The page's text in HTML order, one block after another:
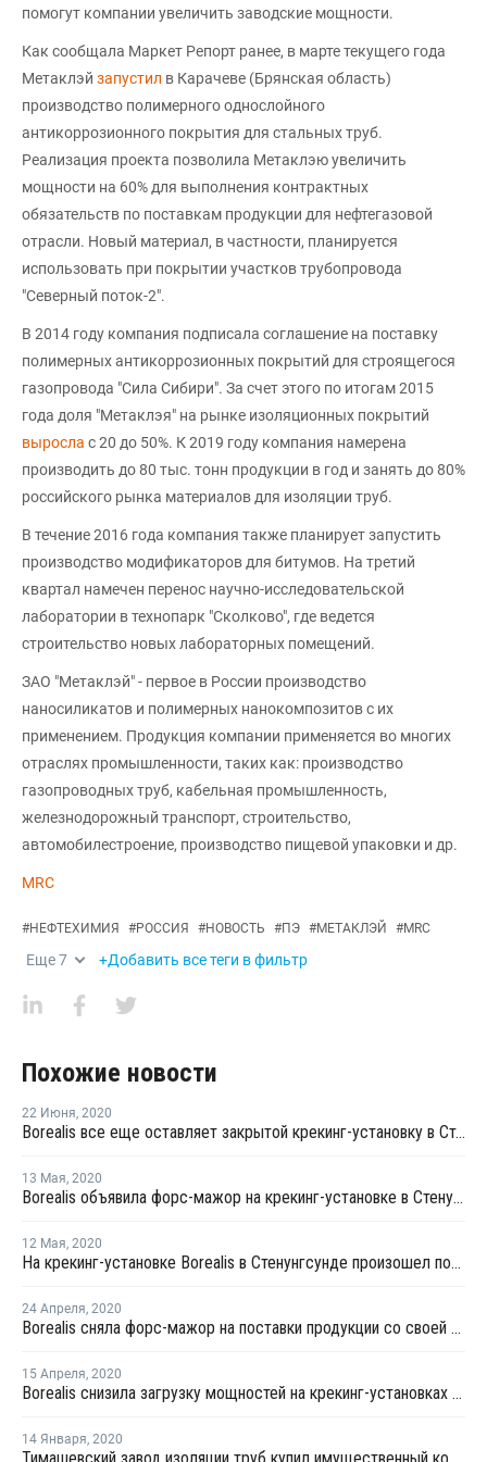
помогут компании увеличить заводские мощности.
Как сообщала Маркет Репорт ранее, в марте текущего года
Метаклэй запустил в Карачеве (Брянская область)
производство полимерного однослойного
антикоррозионного покрытия для стальных труб.
Реализация проекта позволила Метаклэю увеличить
мощности на 60% для выполнения контрактных
обязательств по поставкам продукции для нефтегазовой
отрасли. Новый материал, в частности, планируется
использовать при покрытии участков трубопровода
"Северный поток-2".
В 2014 году компания подписала соглашение на поставку
полимерных антикоррозионных покрытий для строящегося
газопровода "Сила Сибири". За счет этого по итогам 2015
года доля "Метаклэя" на рынке изоляционных покрытий
выросла с 20 до 50%. К 2019 году компания намерена
производить до 80 тыс. тонн продукции в год и занять до 80%
российского рынка материалов для изоляции труб.
В течение 2016 года компания также планирует запустить
производство модификаторов для битумов. На третий
квартал намечен перенос научно-исследовательской
лаборатории в технопарк "Сколково", где ведется
строительство новых лабораторных помещений.
ЗАО "Метаклэй" - первое в России производство
наносиликатов и полимерных нанокомпозитов с их
применением. Продукция компании применяется во многих
отраслях промышленности, таких как: производство
газопроводных труб, кабельная промышленность,
железнодорожный транспорт, строительство,
автомобилестроение, производство пищевой упаковки и др.
MRC
#НЕФТЕХИМИЯ #РОССИЯ #НОВОСТЬ #ПЭ #МЕТАКЛЭЙ #MRC
Еще7 +Добавить все теги в фильтр
Похожие новости
22 Июня, 2020
Borealis все еще оставляет закрытой крекинг-установку в Стенунгсунде
13 Мая, 2020
Borealis объявила форс-мажор на крекинг-установке в Стенунгсунде
12 Мая, 2020
На крекинг-установке Borealis в Стенунгсунде произошел пожар
24 Апреля, 2020
Borealis сняла форс-мажор на поставки продукции со своей крекинг-установки в Стенунгсунде
15 Апреля, 2020
Borealis снизила загрузку мощностей на крекинг-установках в Швеции и Финляндии из-за коронавируса
14 Января, 2020